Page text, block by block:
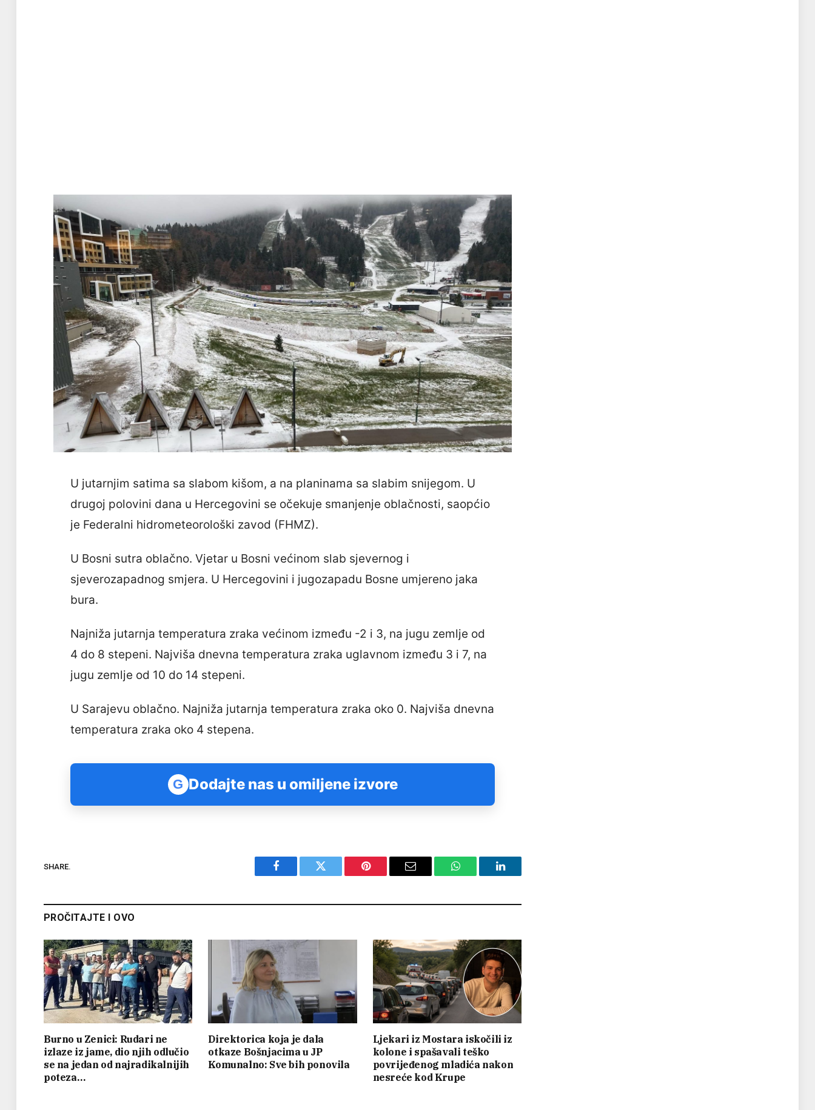
U jutarnjim satima sa slabom kišom, a na planinama sa slabim snijegom. U
drugoj polovini dana u Hercegovini se očekuje smanjenje oblačnosti, saopćio
je Federalni hidrometeorološki zavod (FHMZ).
U Bosni sutra oblačno. Vjetar u Bosni većinom slab sjevernog i
sjeverozapadnog smjera. U Hercegovini i jugozapadu Bosne umjereno jaka
bura.
Najniža jutarnja temperatura zraka većinom između -2 i 3, na jugu zemlje od
4 do 8 stepeni. Najviša dnevna temperatura zraka uglavnom između 3 i 7, na
jugu zemlje od 10 do 14 stepeni.
U Sarajevu oblačno. Najniža jutarnja temperatura zraka oko 0. Najviša dnevna
temperatura zraka oko 4 stepena.
G Dodajte nas u omiljene izvore
SHARE.
Facebook Twitter Pinterest Email WhatsAppLinkedIn
PROČITAJTE I OVO
Burno u Zenici: Rudari ne
izlaze iz jame, dio njih odlučio
se na jedan od najradikalnijih
poteza…
Direktorica koja je dala
otkaze Bošnjacima u JP
Komunalno: Sve bih ponovila
Ljekari iz Mostara iskočili iz
kolone i spašavali teško
povrijeđenog mladića nakon
nesreće kod Krupe